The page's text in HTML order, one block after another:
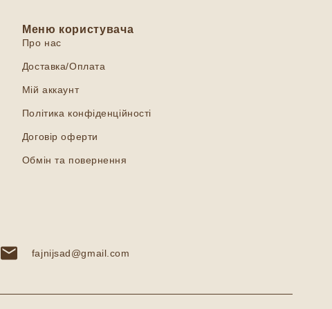
Меню користувача
Про нас
Доставка/Оплата
Мій аккаунт
Політика конфіденційності
Договір оферти
Обмін та повернення
fajnijsad@gmail.com